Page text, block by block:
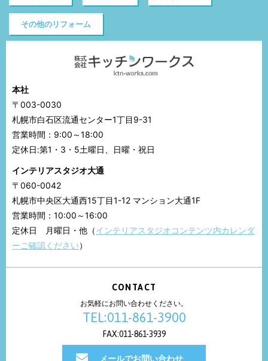
その他のリフォーム
本社
〒003-0030
札幌市白石区流通センター1丁目9-31
営業時間：9:00～18:00
定休日:第1・3・5土曜日、日曜・祝日
インテリアスタジオ大通
〒060-0042
札幌市中央区大通西15丁目1-12 マンション大通1F
営業時間：10:00～16:00
定休日 月曜日・他（インテリアスタジオコンテンツ内カレンダ
ーご確認ください）
CONTACT
お気軽にお問い合わせください。
TEL:011-861-3900
FAX:011-861-3939
メールでお問い合わせ